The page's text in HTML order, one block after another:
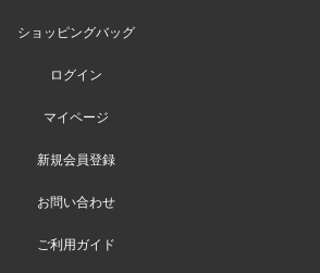
ショッピングバッグ
ログイン
マイページ
新規会員登録
お問い合わせ
ご利用ガイド